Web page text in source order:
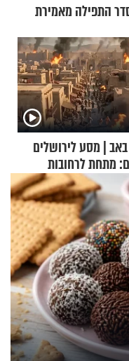
התפילה מאמירת
| מסע לירושלים
מתחת לרחובות